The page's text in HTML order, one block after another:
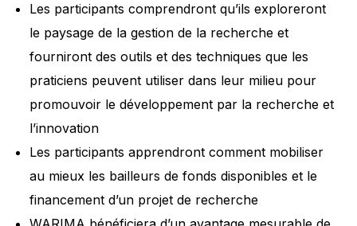
Les participants comprendront qu’ils exploreront
le paysage de la gestion de la recherche et
fourniront des outils et des techniques que les
praticiens peuvent utiliser dans leur milieu pour
promouvoir le développement par la recherche et
l’innovation
Les participants apprendront comment mobiliser
au mieux les bailleurs de fonds disponibles et le
financement d’un projet de recherche